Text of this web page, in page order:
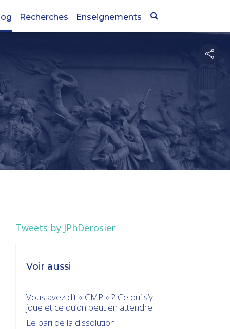
Recherches Enseignements
Tweets by JPhDerosier
Voir aussi
Vous avez dit « CMP » ? Ce qui s’y
joue et ce qu’on peut en attendre
Le pari de la dissolution